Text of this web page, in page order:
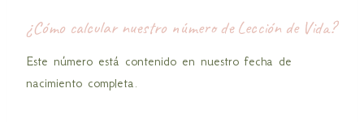
¿Cómo calcular nuestro número de Lección de Vida?
Este número está contenido en nuestro fecha de
nacimiento completa.